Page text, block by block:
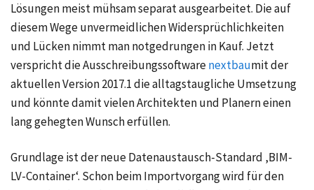
Lösungen meist mühsam separat ausgearbeitet. Die auf
diesem Wege unvermeidlichen Widersprüchlichkeiten
und Lücken nimmt man notgedrungen in Kauf. Jetzt
verspricht die Ausschreibungssoftwarenextbaumit der
aktuellen Version 2017.1 die alltagstaugliche Umsetzung
und könnte damit vielen Architekten und Planern einen
lang gehegten Wunsch erfüllen.
Grundlage ist der neue Datenaustausch-Standard ‚BIM-
LV-Container‘. Schon beim Importvorgang wird für den